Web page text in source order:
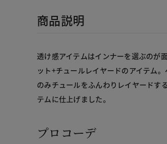
商品説明
透け感アイテムはインナーを選ぶのが
ット+チュールレイヤードのアイテム
のみチュールをふんわりレイヤードす
テムに仕上げました。
プロコーデ